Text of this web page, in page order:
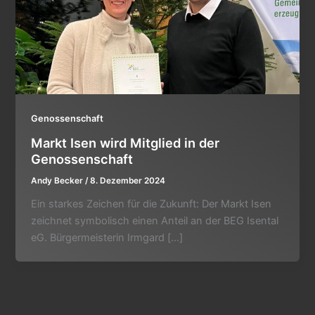
Genossenschaft
Markt Isen wird Mitglied in der
Genossenschaft
Andy Becker /8. Dezember 2024
Ein starkes Zeichen für die Zukunft: Der Markt Isen
zeichnet symbolisch einen Anteil an der BEG Isental
eG. Bürgermeisterin Irmgard […]